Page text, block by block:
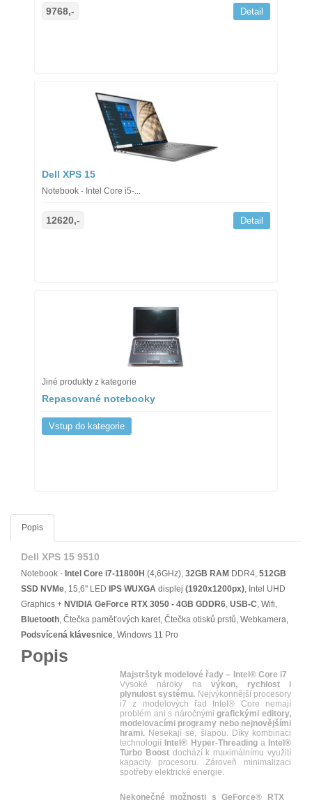
9768,- Detail
Dell XPS 15
Notebook - Intel Core i5-...
12620,- Detail
Jiné produkty z kategorie
Repasované notebooky
Vstup do kategorie
Popis
Dell XPS 15 9510
Notebook - Intel Core i7-11800H (4,6GHz), 32GB RAM DDR4, 512GB
SSD NVMe, 15,6" LED IPS WUXGA displej (1920x1200px), Intel UHD
Graphics + NVIDIA GeForce RTX 3050 - 4GB GDDR6, USB-C, Wifi,
Bluetooth, Čtečka paměťových karet, Čtečka otisků prstů, Webkamera,
Podsvícená klávesnice, Windows 11 Pro
Popis
Majstrštyk modelové řady – Intel® Core i7
Vysoké nároky navýkon, rychlost i
plynulost systému. Nejvýkonnější procesory
i7 z modelových řad Intel® Core nemají
problém ani s náročnýmigrafickými editory,
modelovacími programy nebo nejnovějšími
hrami. Nesekají se, šlapou. Díky kombinaci
technologií
Intel® Hyper-Threadinga Intel®
Turbo Boostdochází k maximálnímu využití
kapacity procesoru. Zároveň minimalizaci
spotřeby elektrické energie.
Nekonečné možnosti s GeForce® RTX